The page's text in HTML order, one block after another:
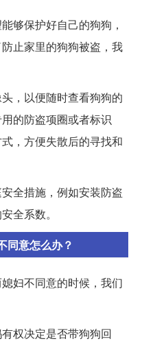
够保护好自己的狗狗，
止家里的狗狗被盗，我
，以便随时查看狗狗的
的防盗项圈或者标识
，方便失散后的寻找和
全措施，例如安装防盗
全系数。
同意怎么办？
妇不同意的时候，我们
权决定是否带狗狗回